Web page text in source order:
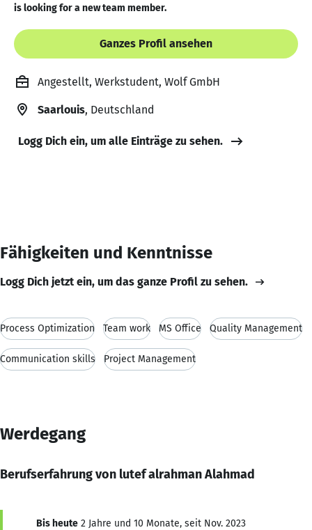
is looking for a new team member.
Ganzes Profil ansehen
Angestellt, Werkstudent, Wolf GmbH
Saarlouis, Deutschland
Logg Dich ein, um alle Einträge zu sehen.
Fähigkeiten und Kenntnisse
Logg Dich jetzt ein, um das ganze Profil zu sehen.
Process Optimization Team work MS Office Quality Management
Communication skills Project Management
Werdegang
Berufserfahrung von lutef alrahman Alahmad
Bis heute 2 Jahre und 10 Monate, seit Nov. 2023